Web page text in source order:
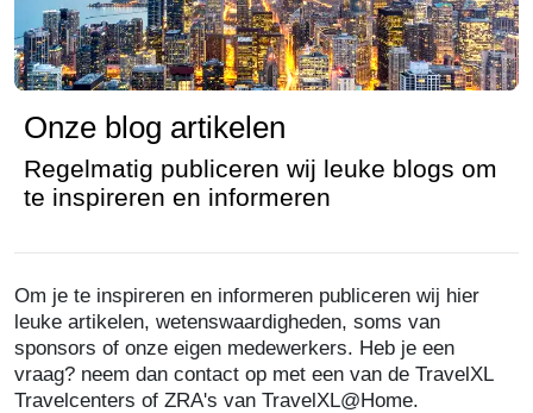
Onze blog artikelen
Regelmatig publiceren wij leuke blogs om
te inspireren en informeren
Om je te inspireren en informeren publiceren wij hier
leuke artikelen, wetenswaardigheden, soms van
sponsors of onze eigen medewerkers. Heb je een
vraag? neem dan contact op met een van de TravelXL
Travelcenters of ZRA's van TravelXL@Home.